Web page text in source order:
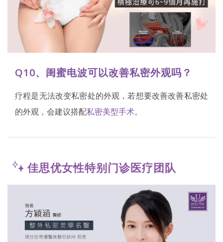
Q10、闺蜜电波可以改善私密外观吗？
疗程是无法改变私密处的外观，若想要改善改善私密处
的外观，会建议搭配私密美型手术。
佳思优女性特别门诊医疗团队